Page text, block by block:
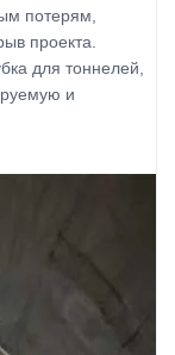
потерям,
проекта.
для тоннелей,
и